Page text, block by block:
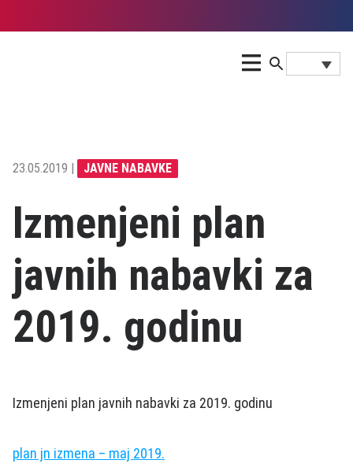
23.05.2019 | JAVNE NABAVKE
Izmenjeni plan
javnih nabavki za
2019. godinu
Izmenjeni plan javnih nabavki za 2019. godinu
plan jn izmena – maj 2019.